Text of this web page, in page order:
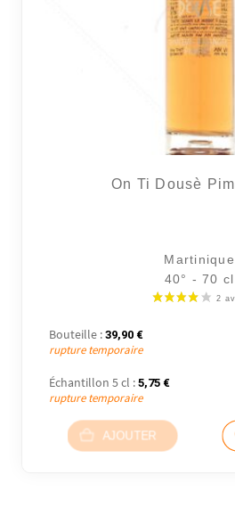
On Ti Dousè
Martinique
40° - 70 cl
Bouteille : 39,90 €
rupture temporaire
Échantillon 5 cl : 5,75 €
rupture temporaire
AJOUTER